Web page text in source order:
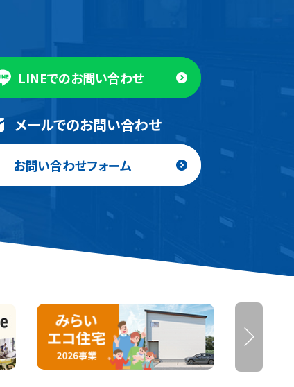
LINEでのお問い合わせ
メールでのお問い合わせ
お問い合わせフォーム